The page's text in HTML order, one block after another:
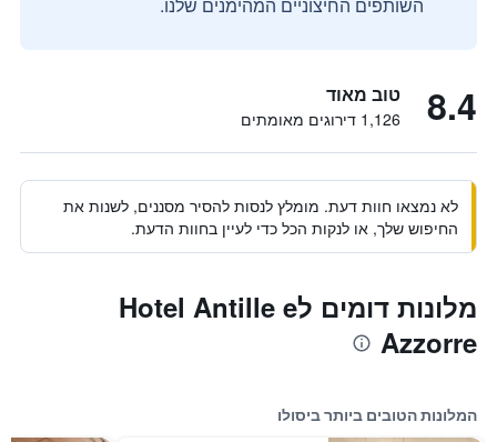
8.4 טוב מאוד
1,126 דירוגים מאומתים
לא נמצאו חוות דעת. מומלץ לנסות להסיר מסננים, לשנות את
החיפוש שלך, או לנקות הכל כדי לעיין בחוות הדעת.
מלונות דומים לHotel Antille e
Azzorre
המלונות הטובים ביותר ביסולו